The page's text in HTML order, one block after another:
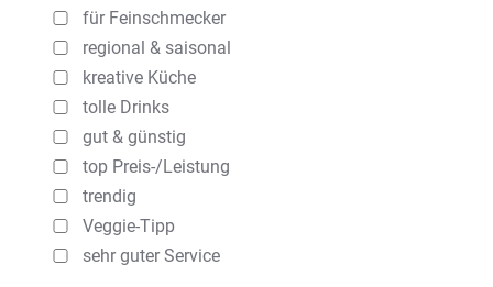
für Feinschmecker
regional & saisonal
kreative Küche
tolle Drinks
gut & günstig
top Preis-/Leistung
trendig
Veggie-Tipp
sehr guter Service